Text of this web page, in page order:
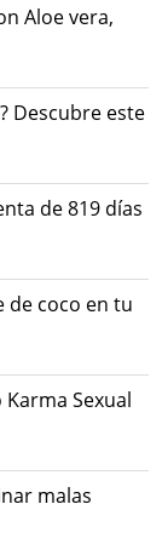
Aloe vera,
Descubre este
de 819 días
de coco en tu
Sexual
malas